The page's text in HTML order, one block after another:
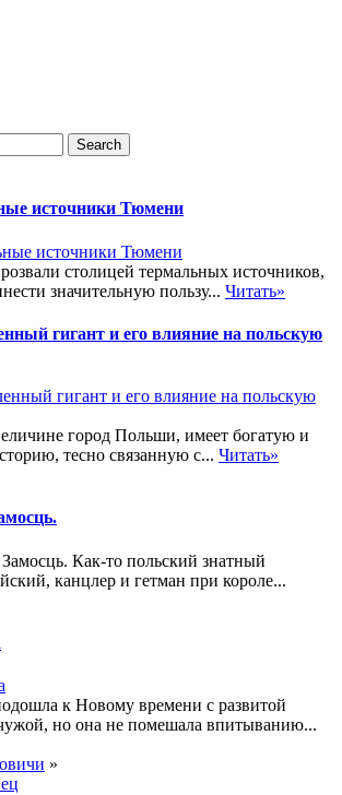
источники Тюмени
столицей термальных источников,
значительную пользу... Читать»
гигант и его влияние на польскую
город Польши, имеет богатую и
тесно связанную с... Читать»
Как-то польский знатный
канцлер и гетман при короле...
к Новому времени с развитой
но она не помешала впитыванию...
»